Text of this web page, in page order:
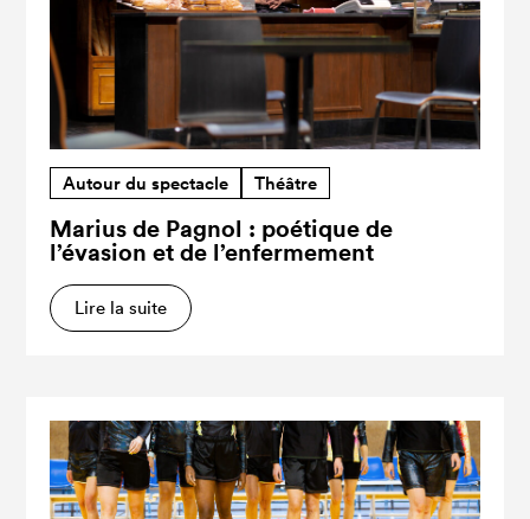
Autour du spectacle Théâtre
Marius de Pagnol : poétique de
l’évasion et de l’enfermement
Lire la suite